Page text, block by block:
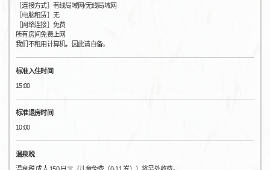
［连接方式］有线局域网/无线局域网
［电脑租赁］无
［网络连接］免费
所有房间免费上网
我们不租用计算机，因此请自备。
标准入住时间
15:00
标准退房时间
10:00
温泉税